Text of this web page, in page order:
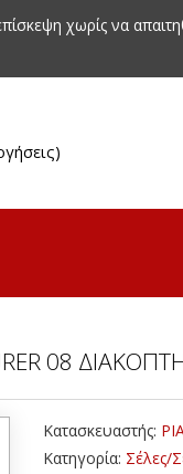
χωρίς να
08
Κατασκευαστής:
Κατηγορία: Σέλες/